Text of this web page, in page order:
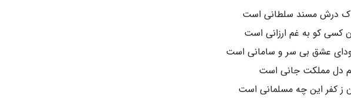
درش مسند سلطانی است
کسی کو به غم ارزانی است
عشق بی سر و سامانی است
دل مملکت جانی است
ز کفر این چه مسلمانی است